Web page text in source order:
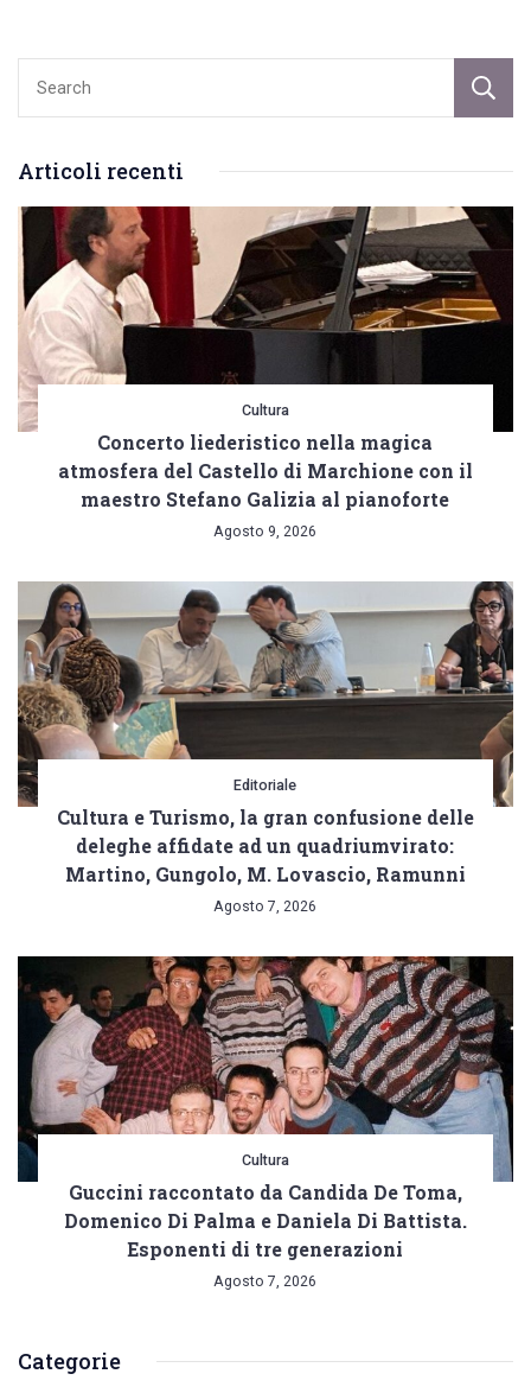
Articoli recenti
Cultura
Concerto liederistico nella magica
atmosfera del Castello di Marchione con il
maestro Stefano Galizia al pianoforte
Agosto 9, 2026
Editoriale
Cultura e Turismo, la gran confusione delle
deleghe affidate ad un quadriumvirato:
Martino, Gungolo, M. Lovascio, Ramunni
Agosto 7, 2026
Cultura
Guccini raccontato da Candida De Toma,
Domenico Di Palma e Daniela Di Battista.
Esponenti di tre generazioni
Agosto 7, 2026
Categorie